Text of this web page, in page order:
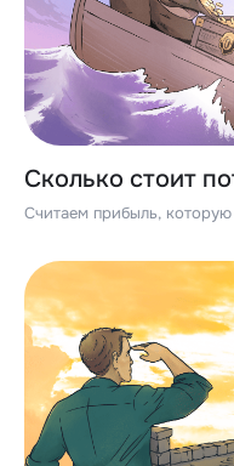
Сколько стоит
Считаем прибыль, которую